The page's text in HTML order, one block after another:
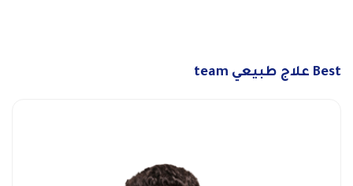
Best علاج طبيعي team